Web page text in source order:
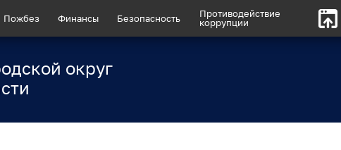
Пожбез Финансы Безопасность
Противодействие
коррупции
округ